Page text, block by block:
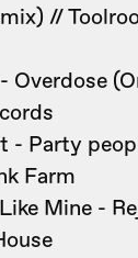
//
Overdose
- Party
Farm
Mine -